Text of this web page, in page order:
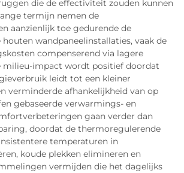
die de effectiviteit zouden kunnen
termijn nemen de
aanzienlijk toe gedurende de
houten wandpaneelinstallaties, vaak de
compenserend via lagere
milieu-impact wordt positief doordat
leidt tot een kleiner
verminderde afhankelijkheid van op
gebaseerde verwarmings- en
gaan verder dan
doordat de thermoregulerende
temperaturen in
koude plekken elimineren en
vermijden die het dagelijks